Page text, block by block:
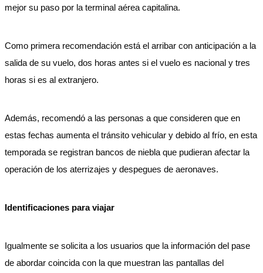
mejor su paso por la terminal aérea capitalina.
Como primera recomendación está el arribar con anticipación a la
salida de su vuelo, dos horas antes si el vuelo es nacional y tres
horas si es al extranjero.
Además, recomendó a las personas a que consideren que en
estas fechas aumenta el tránsito vehicular y debido al frío, en esta
temporada se registran bancos de niebla que pudieran afectar la
operación de los aterrizajes y despegues de aeronaves.
Identificaciones para viajar
Igualmente se solicita a los usuarios que la información del pase
de abordar coincida con la que muestran las pantallas del